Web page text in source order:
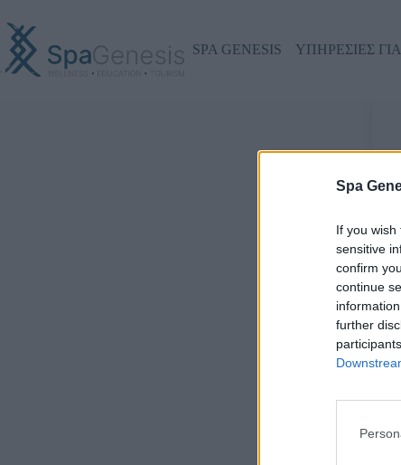
Spa
If you
sensitive
confirm
continue
further
SPA GENESIS ΥΠΗΡΕΣΙΕΣ